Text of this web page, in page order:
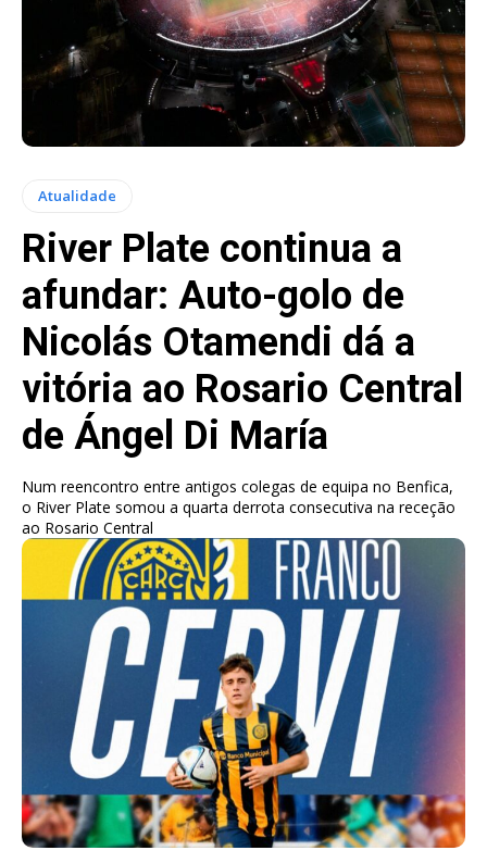
Atualidade
River Plate continua a
afundar: Auto-golo de
Nicolás Otamendi dá a
vitória ao Rosario Central
de Ángel Di María
Num reencontro entre antigos colegas de equipa no Benfica,
o River Plate somou a quarta derrota consecutiva na receção
ao Rosario Central